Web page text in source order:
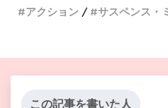
アクション
サスペンス・
この記事を書いた人